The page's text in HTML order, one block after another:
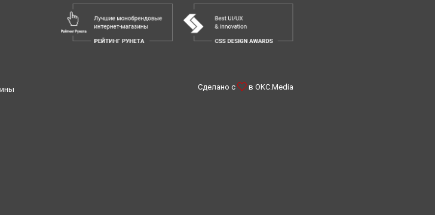
Сделано с в OKC.Media